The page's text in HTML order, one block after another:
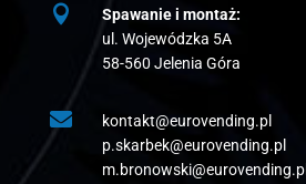

Spawanie i montaż:
ul. Wojewódzka 5A
58-560 Jelenia Góra

kontakt@eurovending.pl
p.skarbek@eurovending.pl
m.bronowski@eurovending.pl